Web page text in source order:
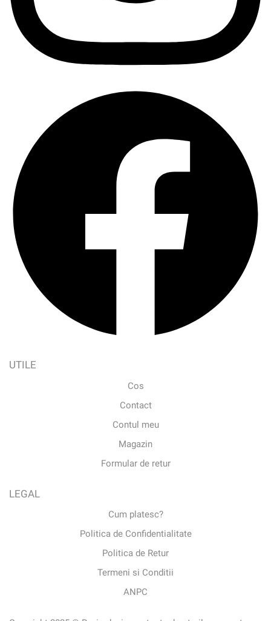
UTILE
Cos
Contact
Contul meu
Magazin
Formular de retur
LEGAL
Cum platesc?
Politica de Confidentialitate
Politica de Retur
Termeni si Conditii
ANPC